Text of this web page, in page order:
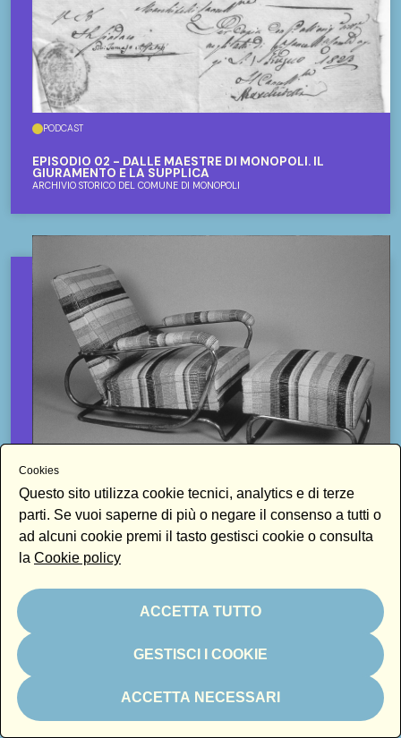
PODCAST
EPISODIO 02 - DALLE MAESTRE DI MONOPOLI. IL
GIURAMENTO E LA SUPPLICA
ARCHIVIO STORICO DEL COMUNE DI MONOPOLI
PODCAST
LA POLTRONA CHE NON C’ERA: PIERO BOTTONI E LA
POLTRONA PER LA “SALA D’ATTESA DI UN MEDICO”
ALLA TRIENNALE DEL 1936
COLOMBO'S ARCHIVE - L'ARCHIVIO VIVO DI ANTONIO COLOMBO
Cookies
Questo sito utilizza cookie tecnici, analytics e di terze
parti. Se vuoi saperne di più o negare il consenso a tutti o
ad alcuni cookie premi il tasto gestisci cookie o consulta
la Cookie policy
ACCETTA TUTTO
GESTISCI I COOKIE
ACCETTA NECESSARI